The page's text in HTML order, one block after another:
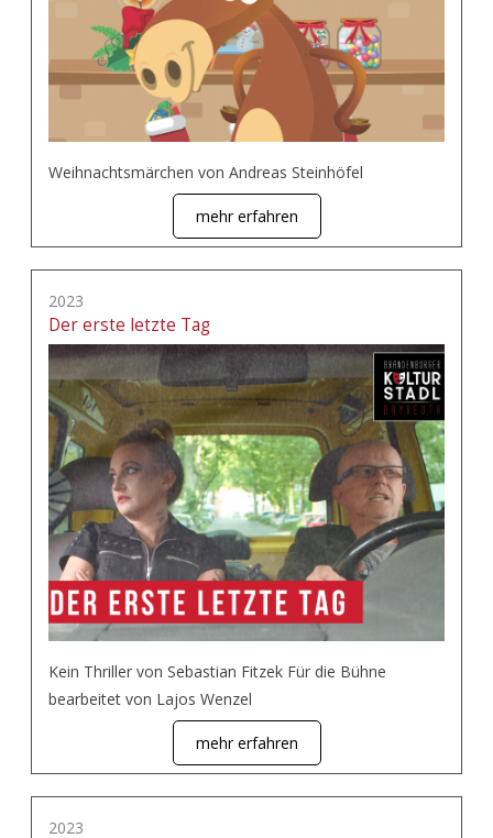
Weihnachtsmärchen von Andreas Steinhöfel
mehr erfahren
2023
Der erste letzte Tag
Kein Thriller von Sebastian Fitzek Für die Bühne
bearbeitet von Lajos Wenzel
mehr erfahren
2023